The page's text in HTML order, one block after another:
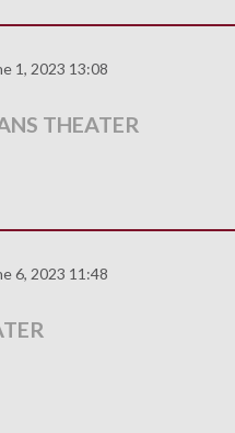
1, 2023 13:08
THEATER
6, 2023 11:48